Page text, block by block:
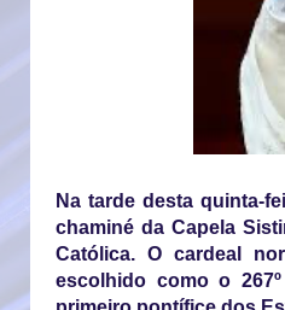
Na tarde desta quinta-
chaminé da Capela
Católica. O cardeal
escolhido como o